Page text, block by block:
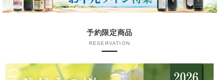
予約限定商品
RESERVATION